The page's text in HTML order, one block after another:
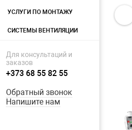
УСЛУГИ ПО МОНТАЖУ
СИСТЕМЫ ВЕНТИЛЯЦИИ
Для консультаций и
заказов
+373 68 55 82 55
Обратный звонок
Напишите нам